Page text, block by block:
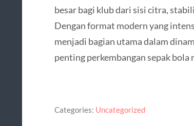
besar bagi klub dari sisi citra,
Dengan format modern yang
menjadi bagian utama dalam
penting perkembangan sepak bola
Categories: Uncategorized